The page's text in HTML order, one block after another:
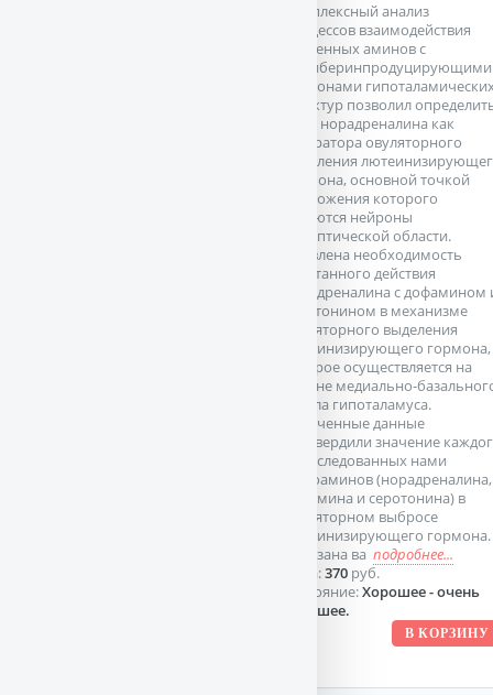
Комплексный анализ
процессов взаимодействия
биогенных аминов с
люлиберинпродуцирующими
нейронами
структур позволил
роль норадреналина как
генератора овуляторного
выделения
гормона, основной точкой
приложения которого
являются нейроны
преоптической области.
Выявлена необходимость
сочетанного действия
норадреналина с дофамином
серотонином в механизме
овуляторного выделения
лютеинизирующего гормона,
которое осуществляется на
уровне медиально-
отдела гипоталамуса.
Полученные данные
подтвердили значение
из исследованных нами
моноаминов (норадреналина,
дофамина и серотонина) в
овуляторном выбросе
лютеинизирующего гормона.
Показана ва подробнее...
Цена:370руб.
Состояние:Хорошее - очень
хорошее.